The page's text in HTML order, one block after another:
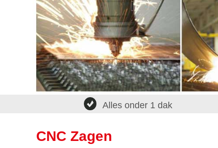
Alles onder 1 dak
CNC Zagen